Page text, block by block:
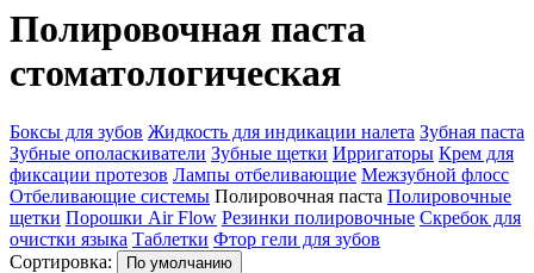
Полировочная паста
стоматологическая
Боксы для зубов Жидкость для индикации налета Зубная паста
Зубные ополаскиватели Зубные щетки Ирригаторы Крем для
фиксации протезов Лампы отбеливающие Межзубной флосс
Отбеливающие системы Полировочная паста Полировочные
щетки Порошки Air Flow Резинки полировочные Скребок для
очистки языка Таблетки Фтор гели для зубов
Сортировка:
По умолчанию